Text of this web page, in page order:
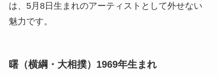
は、5月8日生まれのアーティストとして外せない
魅力です。
曙（横綱・大相撲）1969年生まれ